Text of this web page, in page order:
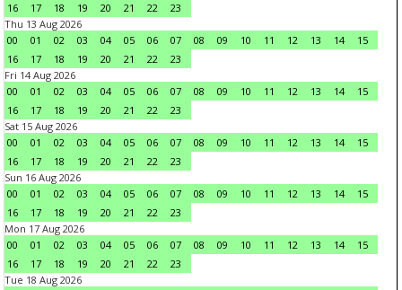
16
17 18 19 20 21 22
23
Thu 13 Aug 2026
00
01 02 03 04 05 06 07 08 09 10 11 12 13 14
15
16
17 18 19 20 21 22
23
Fri 14 Aug 2026
00
01 02 03 04 05 06 07 08 09 10 11 12 13 14
15
16
17 18 19 20 21 22
23
Sat 15 Aug 2026
00
01 02 03 04 05 06 07 08 09 10 11 12 13 14
15
16
17 18 19 20 21 22
23
Sun 16 Aug 2026
00
01 02 03 04 05 06 07 08 09 10 11 12 13 14
15
16
17 18 19 20 21 22
23
Mon 17 Aug 2026
00
01 02 03 04 05 06 07 08 09 10 11 12 13 14
15
16
17 18 19 20 21 22
23
Tue 18 Aug 2026